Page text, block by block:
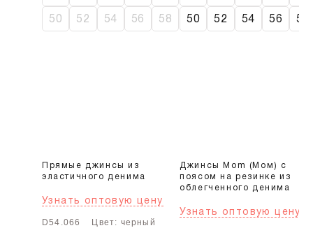
50 52 54 56 58
Прямые джинсы из
эластичного денима
Узнать оптовую цену
D54.066 Цвет: черный
50 52 54 56 58
Джинсы Mom (Мом) с
поясом на резинке из
облегченного денима
Узнать оптовую цену